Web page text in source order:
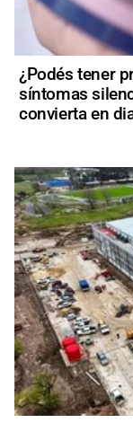
¿Podés tener
síntomas
convierta en